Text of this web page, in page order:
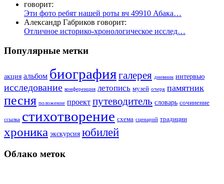
говорит:
Эти фото ребят нашей роты вч 49910 Абака…
Александр Габриков говорит:
Отличное историко-хронологическое исслед…
Популярные метки
акция альбом биографиягалерея дневник интервью
исследование конференция летопись музей очерк памятник
песня положение проект путеводитель словарь сочинение
ссылка стихотворение схема сценарий традиции
хроника экскурсия юбилей
Облако меток